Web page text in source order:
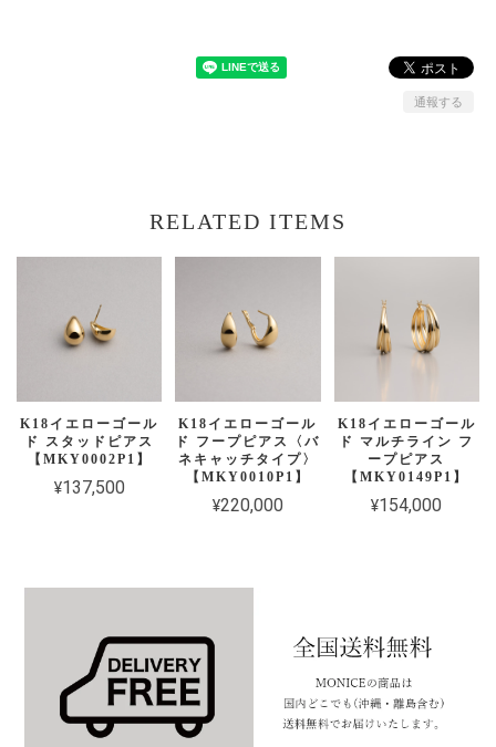
通報する
RELATED ITEMS
K18イエローゴール
ド スタッドピアス
【MKY0002P1】
¥137,500
K18イエローゴール
ド フープピアス〈バ
ネキャッチタイプ〉
【MKY0010P1】
¥220,000
K18イエローゴール
ド マルチライン フ
ープピアス
【MKY0149P1】
¥154,000